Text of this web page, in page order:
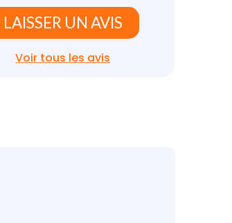
LAISSER UN AVIS
Voir tous les avis